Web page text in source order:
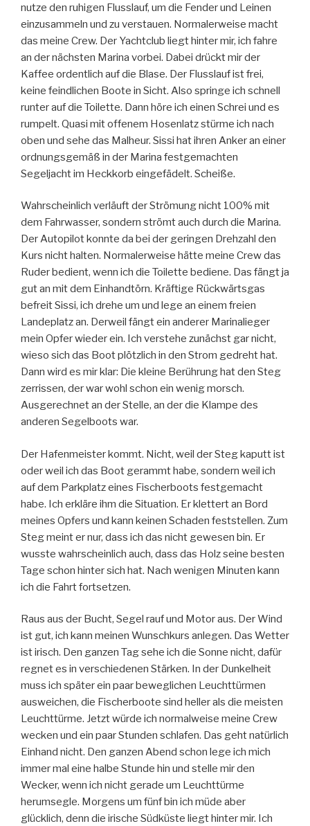
nutze den ruhigen Flusslauf, um die Fender und Leinen
einzusammeln und zu verstauen. Normalerweise macht
das meine Crew. Der Yachtclub liegt hinter mir, ich fahre
an der nächsten Marina vorbei. Dabei drückt mir der
Kaffee ordentlich auf die Blase. Der Flusslauf ist frei,
keine feindlichen Boote in Sicht. Also springe ich schnell
runter auf die Toilette. Dann höre ich einen Schrei und es
rumpelt. Quasi mit offenem Hosenlatz stürme ich nach
oben und sehe das Malheur. Sissi hat ihren Anker an einer
ordnungsgemäß in der Marina festgemachten
Segeljacht im Heckkorb eingefädelt. Scheiße.
Wahrscheinlich verläuft der Strömung nicht 100% mit
dem Fahrwasser, sondern strömt auch durch die Marina.
Der Autopilot konnte da bei der geringen Drehzahl den
Kurs nicht halten. Normalerweise hätte meine Crew das
Ruder bedient, wenn ich die Toilette bediene. Das fängt ja
gut an mit dem Einhandtörn. Kräftige Rückwärtsgas
befreit Sissi, ich drehe um und lege an einem freien
Landeplatz an. Derweil fängt ein anderer Marinalieger
mein Opfer wieder ein. Ich verstehe zunächst gar nicht,
wieso sich das Boot plötzlich in den Strom gedreht hat.
Dann wird es mir klar: Die kleine Berührung hat den Steg
zerrissen, der war wohl schon ein wenig morsch.
Ausgerechnet an der Stelle, an der die Klampe des
anderen Segelboots war.
Der Hafenmeister kommt. Nicht, weil der Steg kaputt ist
oder weil ich das Boot gerammt habe, sondern weil ich
auf dem Parkplatz eines Fischerboots festgemacht
habe. Ich erkläre ihm die Situation. Er klettert an Bord
meines Opfers und kann keinen Schaden feststellen. Zum
Steg meint er nur, dass ich das nicht gewesen bin. Er
wusste wahrscheinlich auch, dass das Holz seine besten
Tage schon hinter sich hat. Nach wenigen Minuten kann
ich die Fahrt fortsetzen.
Raus aus der Bucht, Segel rauf und Motor aus. Der Wind
ist gut, ich kann meinen Wunschkurs anlegen. Das Wetter
ist irisch. Den ganzen Tag sehe ich die Sonne nicht, dafür
regnet es in verschiedenen Stärken. In der Dunkelheit
muss ich später ein paar beweglichen Leuchttürmen
ausweichen, die Fischerboote sind heller als die meisten
Leuchttürme. Jetzt würde ich normalweise meine Crew
wecken und ein paar Stunden schlafen. Das geht natürlich
Einhand nicht. Den ganzen Abend schon lege ich mich
immer mal eine halbe Stunde hin und stelle mir den
Wecker, wenn ich nicht gerade um Leuchttürme
herumsegle. Morgens um fünf bin ich müde aber
glücklich, denn die irische Südküste liegt hinter mir. Ich